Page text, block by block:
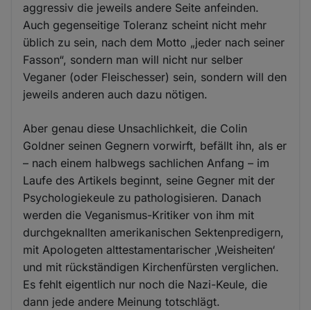
aggressiv die jeweils andere Seite anfeinden.
Auch gegenseitige Toleranz scheint nicht mehr
üblich zu sein, nach dem Motto „jeder nach seiner
Fasson“, sondern man will nicht nur selber
Veganer (oder Fleischesser) sein, sondern will den
jeweils anderen auch dazu nötigen.
Aber genau diese Unsachlichkeit, die Colin
Goldner seinen Gegnern vorwirft, befällt ihn, als er
– nach einem halbwegs sachlichen Anfang – im
Laufe des Artikels beginnt, seine Gegner mit der
Psychologiekeule zu pathologisieren. Danach
werden die Veganismus-Kritiker von ihm mit
durchgeknallten amerikanischen Sektenpredigern,
mit Apologeten alttestamentarischer ‚Weisheiten‘
und mit rückständigen Kirchenfürsten verglichen.
Es fehlt eigentlich nur noch die Nazi-Keule, die
dann jede andere Meinung totschlägt.